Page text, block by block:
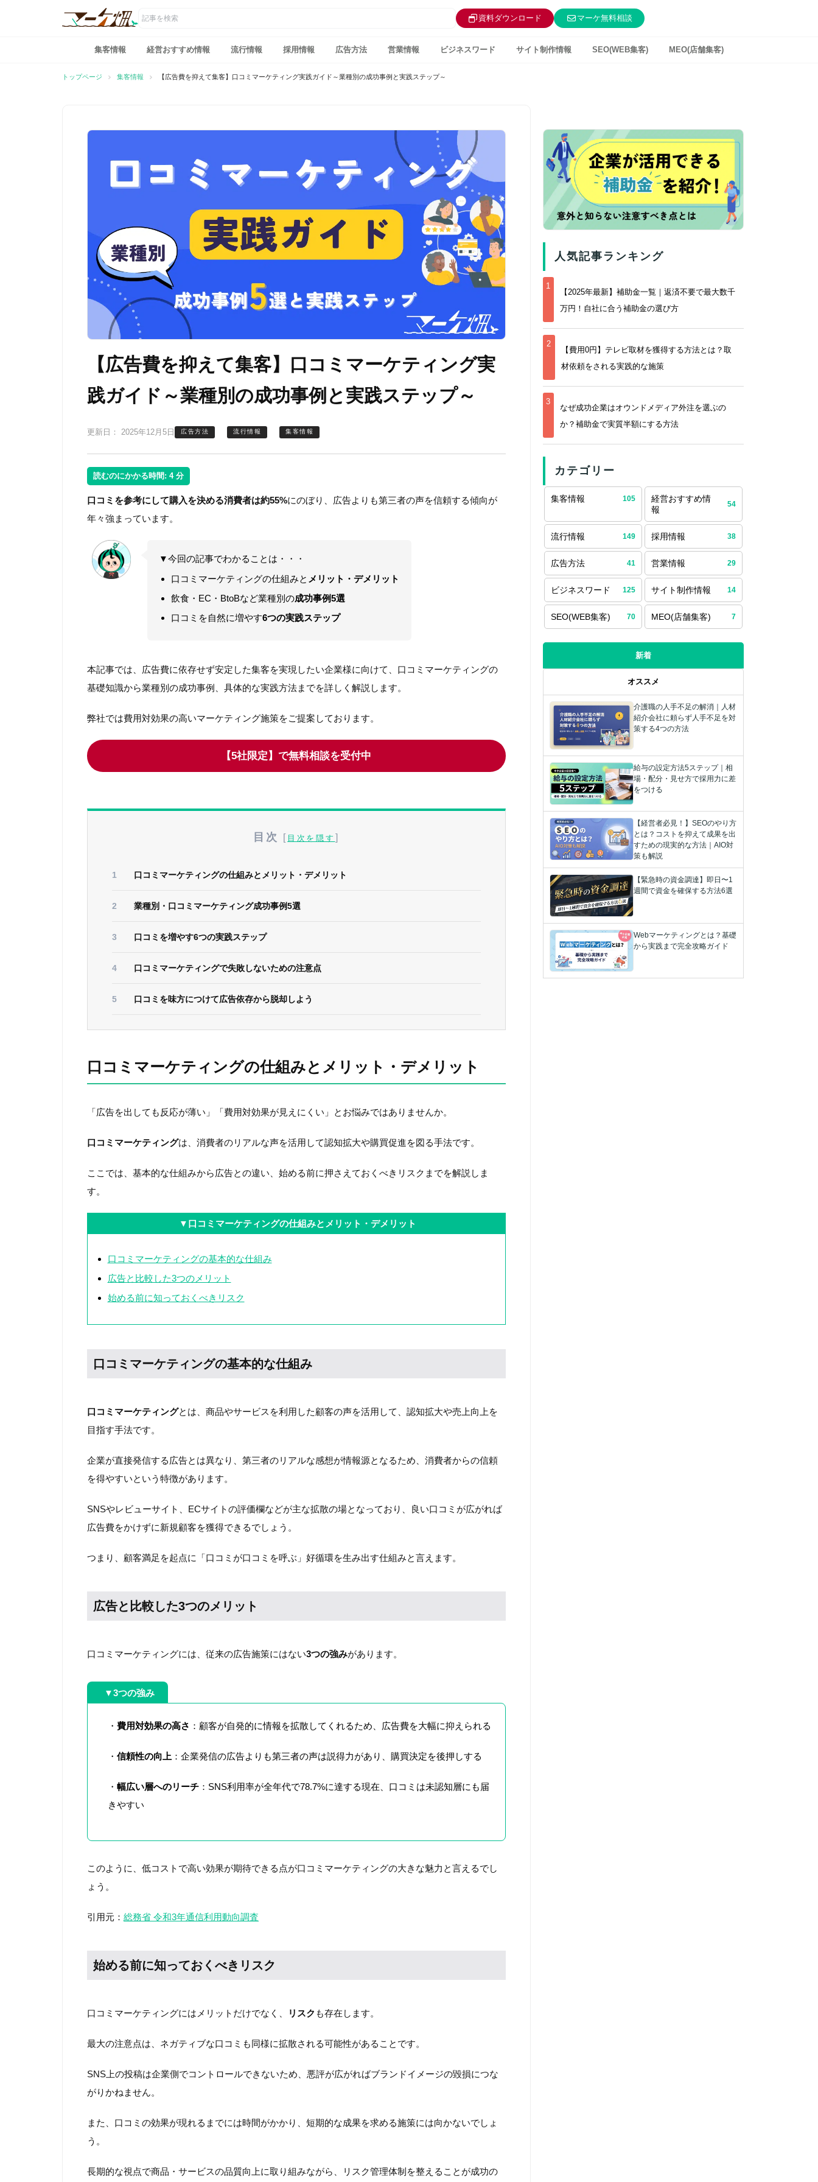
マーケ畑 資料ダウンロード マーケ無料相談
集客情報 経営おすすめ情報 流行情報 採用情報 広告方法 営業情報 ビジネスワード サイト制作情報 SEO(WEB集客) MEO(店舗集客)
トップページ 集客情報 【広告費を抑えて集客】口コミマーケティング実践ガイド～業種別の成功事例と実践ステップ～
【広告費を抑えて集客】口コミマーケティング実
践ガイド～業種別の成功事例と実践ステップ～
更新日： 2025年12月5日 広告方法 流行情報 集客情報
読むのにかかる時間: 4 分
口コミを参考にして購入を決める消費者は約55%にのぼり、広告よりも第三者の声を信頼する傾向が
年々強まっています。
▼今回の記事でわかることは・・・
口コミマーケティングの仕組みと メリット・デメリット
飲食・EC・BtoBなど業種別の成功事例5選
口コミを自然に増やす6つの実践ステップ
本記事では、広告費に依存せず安定した集客を実現したい企業様に向けて、口コミマーケティングの
基礎知識から業種別の成功事例、具体的な実践方法までを詳しく解説します。
弊社では費用対効果の高いマーケティング施策をご提案しております。
【5社限定】で無料相談を受付中
目次 [ 目次を隠す ]
口コミマーケティングの仕組みとメリット・デメリット
業種別・口コミマーケティング成功事例5選
口コミを増やす6つの実践ステップ
口コミマーケティングで失敗しないための注意点
口コミを味方につけて広告依存から脱却しよう
口コミマーケティングの仕組みとメリット・デメリット
「広告を出しても反応が薄い」「費用対効果が見えにくい」とお悩みではありませんか。
口コミマーケティングは、消費者のリアルな声を活用して認知拡大や購買促進を図る手法です。
ここでは、基本的な仕組みから広告との違い、始める前に押さえておくべきリスクまでを解説しま
す。
▼口コミマーケティングの仕組みとメリット・デメリット
口コミマーケティングの基本的な仕組み
広告と比較した3つのメリット
始める前に知っておくべきリスク
口コミマーケティングの基本的な仕組み
口コミマーケティングとは、商品やサービスを利用した顧客の声を活用して、認知拡大や売上向上を
目指す手法です。
企業が直接発信する広告とは異なり、第三者のリアルな感想が情報源となるため、消費者からの信頼
を得やすいという特徴があります。
SNSやレビューサイト、ECサイトの評価欄などが主な拡散の場となっており、良い口コミが広がれば
広告費をかけずに新規顧客を獲得できるでしょう。
つまり、顧客満足を起点に「口コミが口コミを呼ぶ」好循環を生み出す仕組みと言えます。
広告と比較した3つのメリット
口コミマーケティングには、従来の広告施策にはない3つの強みがあります。
▼3つの強み
・ 費用対効果の高さ ：顧客が自発的に情報を拡散してくれるため、広告費を大幅に抑えられる
・ 信頼性の向上 ：企業発信の広告よりも第三者の声は説得力があり、購買決定を後押しする
・ 幅広い層へのリーチ：SNS利用率が全年代で78.7%に達する現在、口コミは未認知層にも届
きやすい
このように、低コストで高い効果が期待できる点が口コミマーケティングの大きな魅力と言えるでし
ょう。
引用元： 総務省 令和3年通信利用動向調査
始める前に知っておくべきリスク
口コミマーケティングにはメリットだけでなく、 リスク も存在します。
最大の注意点は、ネガティブな口コミも同様に拡散される可能性があることです。
SNS上の投稿は企業側でコントロールできないため、悪評が広がればブランドイメージの毀損につな
がりかねません。
また、口コミの効果が現れるまでには時間がかかり、短期的な成果を求める施策には向かないでしょ
う。
長期的な視点で商品・サービスの品質向上に取り組みながら、リスク管理体制を整えることが成功の
人気記事ランキング
1
【2025年最新】補助金一覧｜返済不要で最大数千
万円！自社に合う補助金の選び方
2
【費用0円】テレビ取材を獲得する方法とは？取
材依頼をされる実践的な施策
3
なぜ成功企業はオウンドメディア外注を選ぶの
か？補助金で実質半額にする方法
カテゴリー
集客情報 105
経営おすすめ情
報
54
流行情報 149 採用情報 38
広告方法 41 営業情報 29
ビジネスワード 125 サイト制作情報 14
SEO(WEB集客) 70 MEO(店舗集客) 7
新着
オススメ
介護職の人手不足の解消｜人材
紹介会社に頼らず人手不足を対
策する4つの方法
給与の設定方法5ステップ｜相
場・配分・見せ方で採用力に差
をつける
【経営者必見！】SEOのやり方
とは？コストを抑えて成果を出
すための現実的な方法｜AIO対
策も解説
【緊急時の資金調達】即日〜1
週間で資金を確保する方法6選
Webマーケティングとは？基礎
から実践まで完全攻略ガイド